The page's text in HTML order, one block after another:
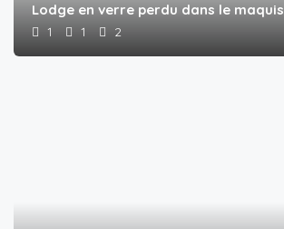
Lodge en verre perdu dans le maquis
1 1 2